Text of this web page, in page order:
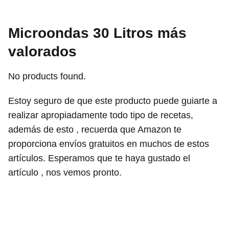
Microondas 30 Litros más
valorados
No products found.
Estoy seguro de que este producto puede guiarte a
realizar apropiadamente todo tipo de recetas,
además de esto , recuerda que Amazon te
proporciona envíos gratuitos en muchos de estos
artículos. Esperamos que te haya gustado el
artículo , nos vemos pronto.